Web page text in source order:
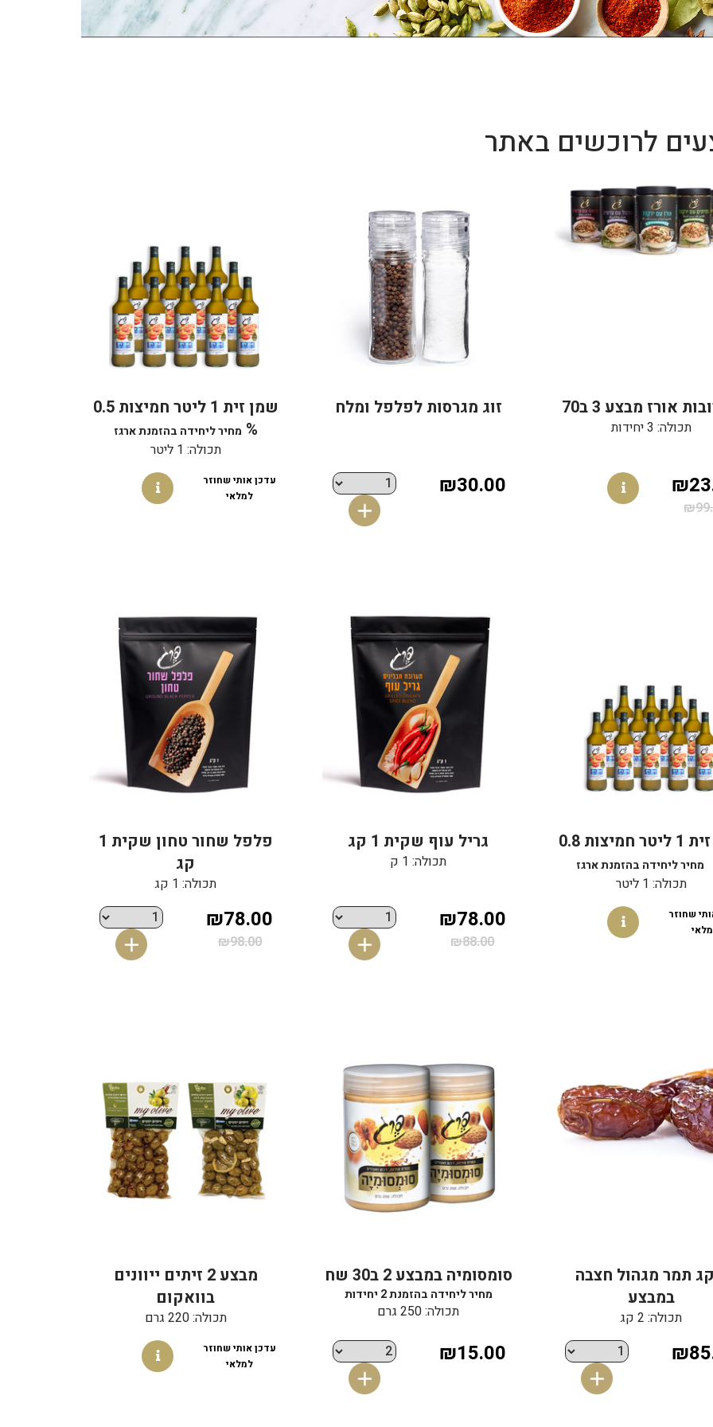
לרוכשים באתר
אורז מבצע 3 ב70
תכולה: 3 יחידות
זוג מגרסות לפלפל ומלח
₪30.00
שמן זית 1 ליטר חמיצות 0.5
% מחיר ליחידה בהזמנת ארגז
תכולה: 1 ליטר
עדכן אותי שחוזר
למלאי
שמן זית 1 ליטר חמיצות 0.8
מחיר ליחידה בהזמנת ארגז
תכולה: 1 ליטר
שחוזר
גריל עוף שקית 1 קג
תכולה: 1 ק
₪78.00
₪88.00
פלפל שחור טחון שקית 1
קג
תכולה: 1 קג
₪78.00
₪98.00
2 קג תמר מגהול חצבה
במבצע
תכולה: 2 קג
סומסומיה במבצע 2 ב30 שח
מחיר ליחידה בהזמנת 2 יחידות
תכולה: 250 גרם
₪15.00
מבצע 2 זיתים ייוונים
בוואקום
תכולה: 220 גרם
עדכן אותי שחוזר
למלאי